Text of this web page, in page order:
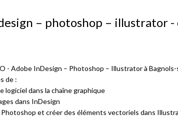
– photoshop – illustrator -
- Adobe InDesign – Photoshop – Illustrator à Bagnols-
de :
logiciel dans la chaîne graphique
dans InDesign
Photoshop et créer des éléments vectoriels dans